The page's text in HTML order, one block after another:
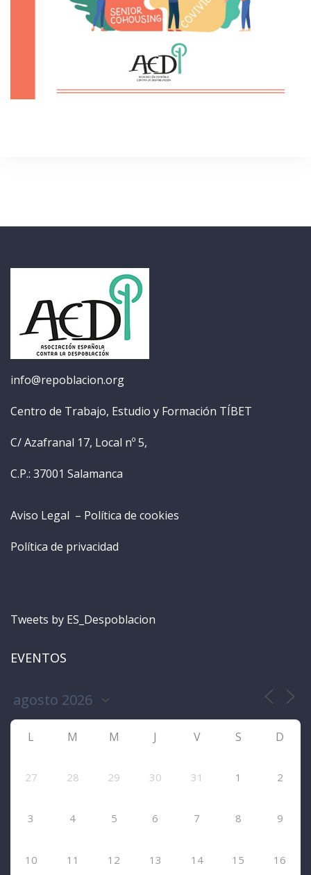
info@repoblacion.org
Centro de Trabajo, Estudio y Formación TÍBET
C/ Azafranal 17, Local nº 5,
C.P.: 37001 Salamanca
Aviso Legal – Política de cookies
Política de privacidad
Tweets by ES_Despoblacion
EVENTOS
L M M J V S D
27 28 29 30 31 1 2
3 4 5 6 7 8 9
10 11 12 13 14 15 16